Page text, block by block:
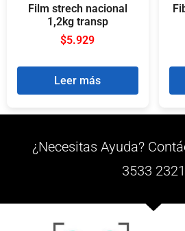
Film strech nacional
1,2kg transp
$5.929
Leer más
¿Necesitas Ayuda?
3533 2321